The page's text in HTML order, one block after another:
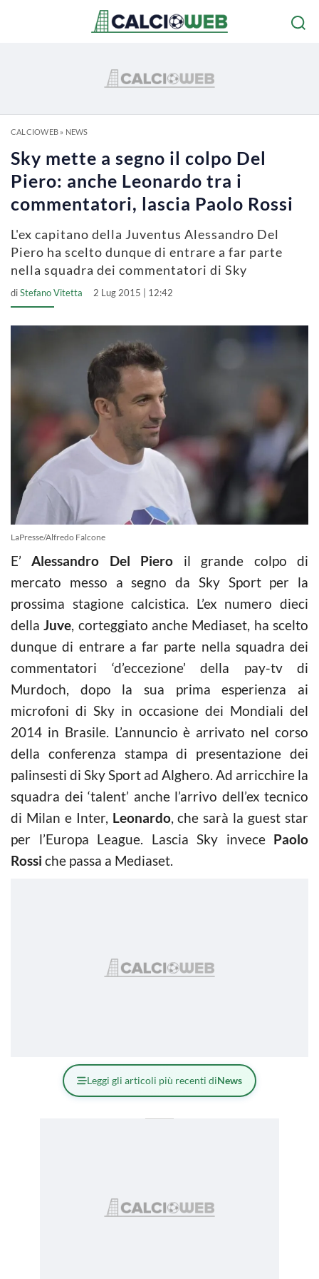
CALCIOWEB» NEWS
Sky mette a segno il colpo Del
Piero: anche Leonardo tra i
commentatori, lascia Paolo Rossi
L'ex capitano della Juventus Alessandro Del
Piero ha scelto dunque di entrare a far parte
nella squadra dei commentatori di Sky
diStefano Vitetta 2 Lug 2015 | 12:42
LaPresse/Alfredo Falcone
E’Alessandro Del Piero il grande colpo di
mercato messo a segno da Sky Sport per la
prossima stagione calcistica. L’ex numero dieci
dellaJuve, corteggiato anche Mediaset, ha scelto
dunque di entrare a far parte nella squadra dei
commentatori ‘d’eccezione’ della pay-tv di
Murdoch, dopo la sua prima esperienza ai
microfoni di Sky in occasione dei Mondiali del
2014 in Brasile. L’annuncio è arrivato nel corso
della conferenza stampa di presentazione dei
palinsesti di Sky Sport ad Alghero. Ad arricchire la
squadra dei ‘talent’ anche l’arrivo dell’ex tecnico
di Milan e Inter, Leonardo, che sarà la guest star
per l’Europa League. Lascia Sky invece Paolo
Rossi che passa a Mediaset.
Leggi gli articoli più recenti diNews